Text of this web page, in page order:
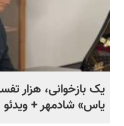
یک بازخوانی، هزار
یاس» شادمهر + ویدئو